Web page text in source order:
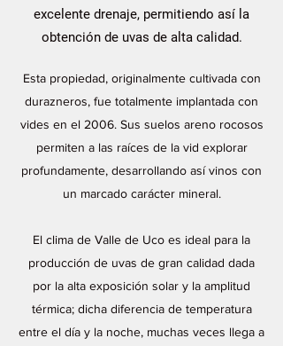
excelente drenaje, permitiendo así la
obtención de uvas de alta calidad.
Esta propiedad, originalmente cultivada con
durazneros, fue totalmente implantada con
vides en el 2006. Sus suelos areno rocosos
permiten a las raíces de la vid explorar
profundamente, desarrollando así vinos con
un marcado carácter mineral.
El clima de Valle de Uco es ideal para la
producción de uvas de gran calidad dada
por la alta exposición solar y la amplitud
térmica; dicha diferencia de temperatura
entre el día y la noche, muchas veces llega a